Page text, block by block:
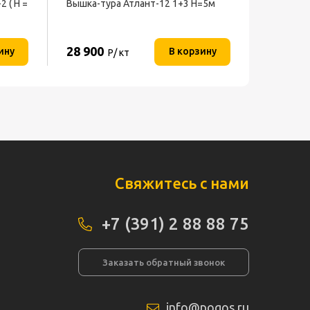
( H =
Вышка-тура Атлант-12 1+3 H=5м
28 900 Р/ кт В корзину
Свяжитесь с нами
+7 (391) 2 88 88 75
Заказать обратный звонок
info@pogos.ru